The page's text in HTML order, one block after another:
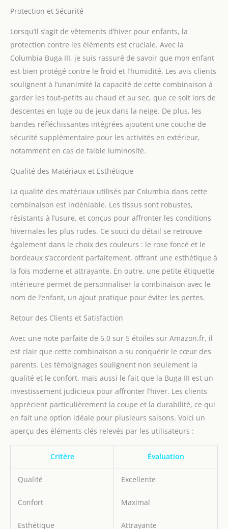
Protection et Sécurité
Lorsqu’il s’agit de vêtements d’hiver pour enfants, la
protection contre les éléments est cruciale. Avec la
Columbia Buga III, je suis rassuré de savoir que mon enfant
est bien protégé contre le froid et l’humidité. Les avis clients
soulignent à l’unanimité la capacité de cette combinaison à
garder les tout-petits au chaud et au sec, que ce soit lors de
descentes en luge ou de jeux dans la neige. De plus, les
bandes réfléchissantes intégrées ajoutent une couche de
sécurité supplémentaire pour les activités en extérieur,
notamment en cas de faible luminosité.
Qualité des Matériaux et Esthétique
La qualité des matériaux utilisés par Columbia dans cette
combinaison est indéniable. Les tissus sont robustes,
résistants à l’usure, et conçus pour affronter les conditions
hivernales les plus rudes. Ce souci du détail se retrouve
également dans le choix des couleurs : le rose foncé et le
bordeaux s’accordent parfaitement, offrant une esthétique à
la fois moderne et attrayante. En outre, une petite étiquette
intérieure permet de personnaliser la combinaison avec le
nom de l’enfant, un ajout pratique pour éviter les pertes.
Retour des Clients et Satisfaction
Avec une note parfaite de 5,0 sur 5 étoiles sur Amazon.fr, il
est clair que cette combinaison a su conquérir le cœur des
parents. Les témoignages soulignent non seulement la
qualité et le confort, mais aussi le fait que la Buga III est un
investissement judicieux pour affronter l’hiver. Les clients
apprécient particulièrement la coupe et la durabilité, ce qui
en fait une option idéale pour plusieurs saisons. Voici un
aperçu des éléments clés relevés par les utilisateurs :
Critère Évaluation
Qualité Excellente
Confort Maximal
Esthétique Attrayante